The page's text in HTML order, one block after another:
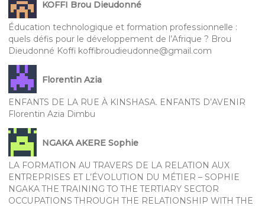
KOFFI Brou Dieudonné
Éducation technologique et formation professionnelle :
quels défis pour le développement de l’Afrique ? Brou
Dieudonné Koffi koffibroudieudonne@gmail.com
Florentin Azia
ENFANTS DE LA RUE À KINSHASA. ENFANTS D’AVENIR
Florentin Azia Dimbu
NGAKA AKERE Sophie
LA FORMATION AU TRAVERS DE LA RELATION AUX
ENTREPRISES ET L’ÉVOLUTION DU MÉTIER – SOPHIE
NGAKA THE TRAINING TO THE TERTIARY SECTOR
OCCUPATIONS THROUGH THE RELATIONSHIP WITH THE